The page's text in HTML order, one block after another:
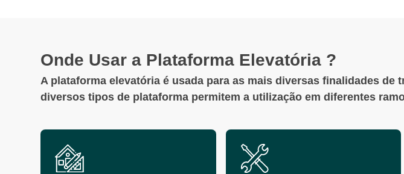
Onde Usar a Plataforma Elevatória ?
A plataforma elevatória é usada para as mais diversas finalidades de
diversos tipos de plataforma permitem a utilização em diferentes